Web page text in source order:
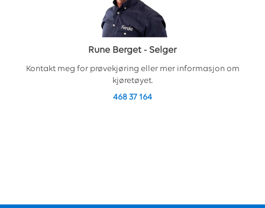
Rune Berget - Selger
Kontakt meg for prøvekjøring eller mer informasjon om
kjøretøyet.
468 37 164